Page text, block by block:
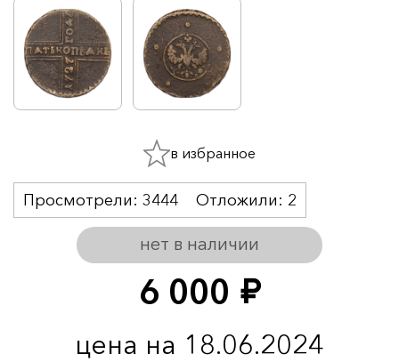
6 000 руб.
цена на 18.06.2024
нет в наличии
Просмотрели: 3444 Отложили: 2
в избранное